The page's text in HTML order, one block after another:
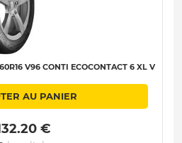
V96 CONTI ECOCONTACT 6 XL V
AU PANIER
€